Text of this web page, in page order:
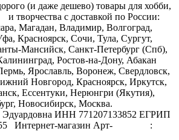
(и даже дешево) товары для хобби,
и творчества с доставкой по России:
Магадан, Владимир, Волгоград,
Красноярск, Сочи, Тула, Сургут,
Мансийск, Санкт-Петербург (Спб),
Ростов-на-Дону, Абакан
Ярославль, Воронеж, Свердловск,
Новгород, Красноярск, Иркутск,
Ессентуки, Нерюнгри (Якутия),
Новосибирск, Москва.
ИНН 771207133852 ЕГРИП
Интернет-магазин Арт-
: